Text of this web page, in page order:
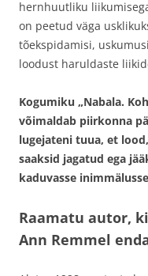
hernhuutliku
on peetud väga
tõekspidamisi,
loodust haruldaste
Kogumiku „Nabala.
võimaldab piirkonna
lugejateni tuua, et
saaksid jagatud ega
kaduvasse
Raamatu autor,
Ann Remmel